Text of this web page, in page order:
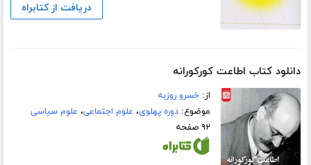
دریافت از کتابراه
دانلود کتاب اطاعت کورکورانه
از:خسرو روزبه
موضوع:دوره پهلوی، علوم اجتماعی، علوم سیاسی
۹۲ صفحه